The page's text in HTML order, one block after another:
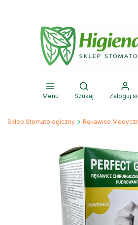
Menu
Otwórz
Szukaj Zaloguj
Sklep Stomatologiczny Rękawice